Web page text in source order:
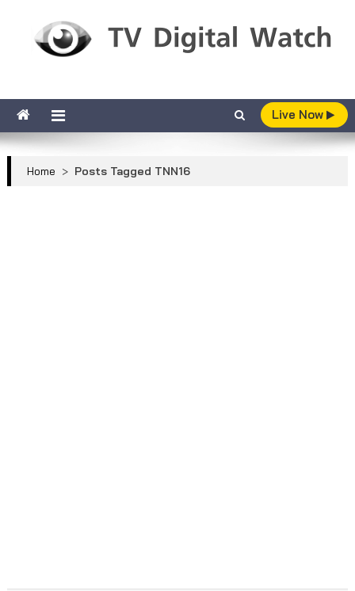
Live Now
Home > Posts Tagged TNN16